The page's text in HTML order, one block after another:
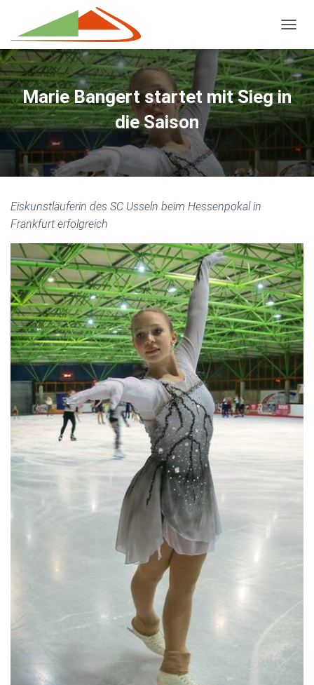
Marie Bangert startet mit Sieg in
die Saison
Eiskunstläuferin des SC Usseln beim Hessenpokal in
Frankfurt erfolgreich